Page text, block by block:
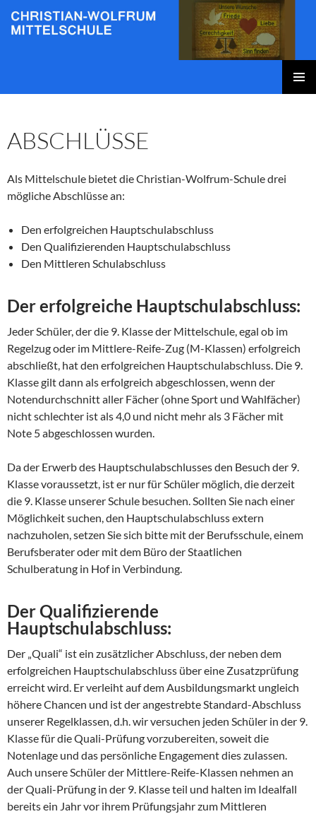
Zum
Inhalt
ABSCHLÜSSE
Als Mittelschule bietet die Christian-Wolfrum-Schule drei
mögliche Abschlüsse an:
Den erfolgreichen Hauptschulabschluss
Den Qualifizierenden Hauptschulabschluss
Den Mittleren Schulabschluss
Der erfolgreiche Hauptschulabschluss:
Jeder Schüler, der die 9. Klasse der Mittelschule, egal ob im
Regelzug oder im Mittlere-Reife-Zug (M-Klassen) erfolgreich
abschließt, hat den erfolgreichen Hauptschulabschluss. Die 9.
Klasse gilt dann als erfolgreich abgeschlossen, wenn der
Notendurchschnitt aller Fächer (ohne Sport und Wahlfächer)
nicht schlechter ist als 4,0 und nicht mehr als 3 Fächer mit
Note 5 abgeschlossen wurden.
Da der Erwerb des Hauptschulabschlusses den Besuch der 9.
Klasse voraussetzt, ist er nur für Schüler möglich, die derzeit
die 9. Klasse unserer Schule besuchen. Sollten Sie nach einer
Möglichkeit suchen, den Hauptschulabschluss extern
nachzuholen, setzen Sie sich bitte mit der Berufsschule, einem
Berufsberater oder mit dem Büro der Staatlichen
Schulberatung in Hof in Verbindung.
Der Qualifizierende
Hauptschulabschluss:
Der „Quali“ ist ein zusätzlicher Abschluss, der neben dem
erfolgreichen Hauptschulabschluss über eine Zusatzprüfung
erreicht wird. Er verleiht auf dem Ausbildungsmarkt ungleich
höhere Chancen und ist der angestrebte Standard-Abschluss
unserer Regelklassen, d.h. wir versuchen jeden Schüler in der 9.
Klasse für die Quali-Prüfung vorzubereiten, soweit die
Notenlage und das persönliche Engagement dies zulassen.
Auch unsere Schüler der Mittlere-Reife-Klassen nehmen an
der Quali-Prüfung in der 9. Klasse teil und halten im Idealfall
bereits ein Jahr vor ihrem Prüfungsjahr zum Mittleren